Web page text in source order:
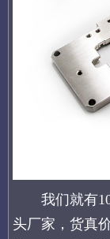
我们就有10
头厂家，货真